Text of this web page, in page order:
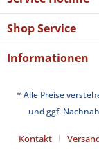
Shop Service
Informationen
* Alle Preise
und ggf.
Kontakt